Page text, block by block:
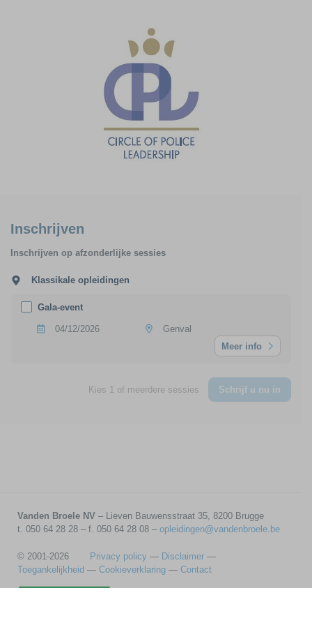
Inschrijven
Inschrijven op afzonderlijke sessies
Klassikale opleidingen
Gala-event
04/12/2026
Genval
Meer info
Kies 1 of meerdere sessies Schrijf u nu in
Vanden Broele NV – Lieven Bauwensstraat 35, 8200 Brugge
t. 050 64 28 28 – f. 050 64 28 08 – opleidingen@vandenbroele.be
© 2001-2026 Privacy policy — Disclaimer —
Toegankelijkheid — Cookieverklaring — Contact